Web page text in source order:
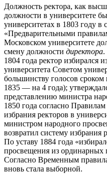
Должность ректора, как
должности в университете
университетах в 1803 году в
«Предварительными
Московском университете
смену должности директора
1804 года ректор избирался
университета Советом
большинству голосов
1835 — на 4 года);
представлению министра
1850 года согласно
избрания ректоров в
министром народного
возвратил систему избрания
По уставу 1884 года
просвещения из ординарных
Согласно Временным
вновь стала выборной.